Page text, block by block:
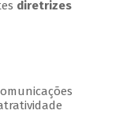
diretrizes